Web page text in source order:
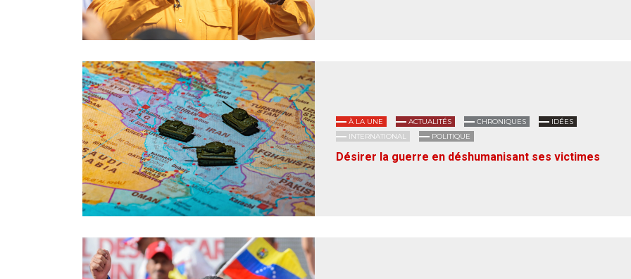
À LA UNE ACTUALITÉS CHRONIQUES
IDÉES
INTERNATIONAL
POLITIQUE
Désirer la guerre en déshumanisant ses victimes